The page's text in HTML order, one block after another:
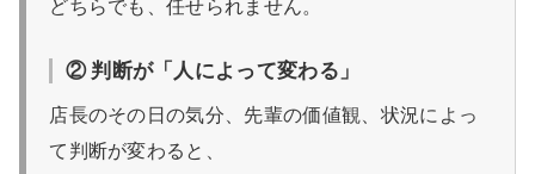
どちらでも、任せられません。
② 判断が「人によって変わる」
店長のその日の気分、先輩の価値観、状況によっ
て判断が変わると、